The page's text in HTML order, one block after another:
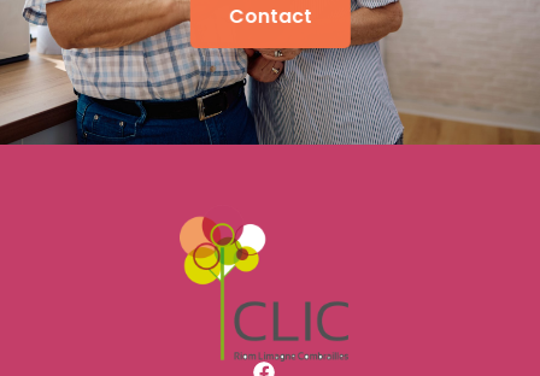
Contact